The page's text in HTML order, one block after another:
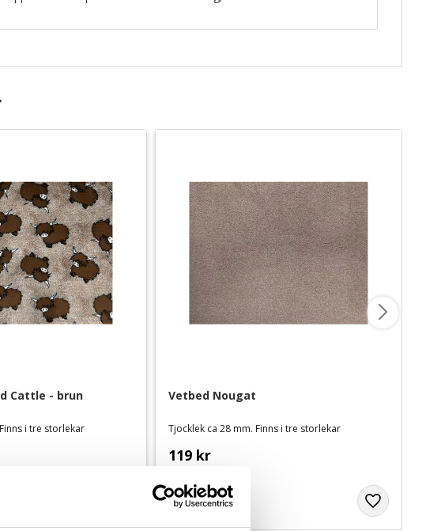
Cattle - brun
i tre storlekar
Vetbed Nougat
Tjocklek ca 28 mm. Finns i tre storlekar
119 kr